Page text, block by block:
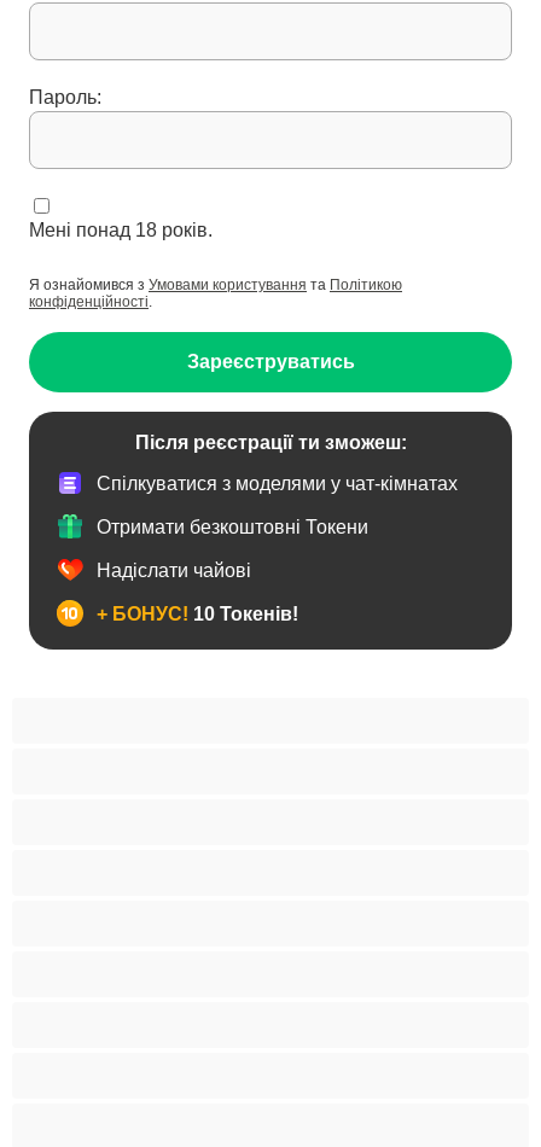
Пароль:
Мені понад 18 років.
Я ознайомився з Умовами користування та Політикою
конфіденційності.
Зареєструватись
Після реєстрації ти зможеш:
Спілкуватися з моделями у чат-кімнатах
Отримати безкоштовні Токени
Надіслати чайові
+ БОНУС! 10 Токенів!